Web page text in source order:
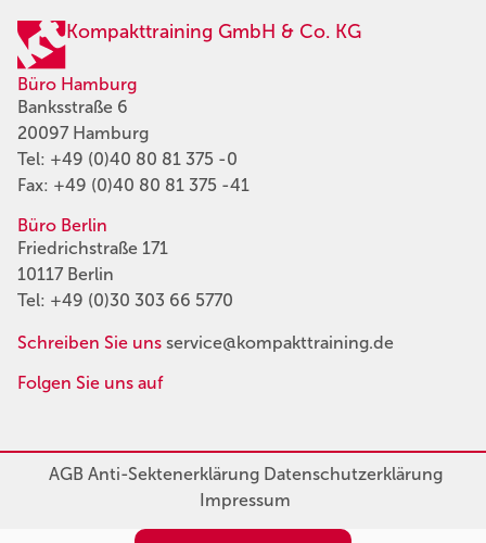
Kompakttraining GmbH & Co. KG
Büro Hamburg
Banksstraße 6
20097 Hamburg
Tel: +49 (0)40 80 81 375 -0
Fax: +49 (0)40 80 81 375 -41
Büro Berlin
Friedrichstraße 171
10117 Berlin
Tel: +49 (0)30 303 66 5770
Schreiben Sie uns service@kompakttraining.de
Folgen Sie uns auf
AGBAnti-SektenerklärungDatenschutzerklärung
Impressum